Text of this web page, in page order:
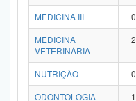
MEDICINA III
0
MEDICINA
VETERINÁRIA
2
NUTRIÇÃO 0
ODONTOLOGIA
1